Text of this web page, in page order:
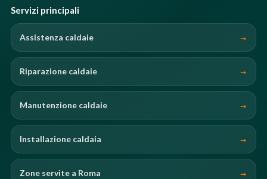
Servizi principali
Assistenza caldaie
Riparazione caldaie
Manutenzione caldaie
Installazione caldaia
Zone servite a Roma